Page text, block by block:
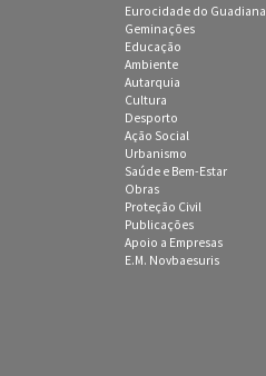
Eurocidade do Guadiana
Geminações
Educação
Ambiente
Autarquia
Cultura
Desporto
Ação Social
Urbanismo
Saúde e Bem-Estar
Obras
Proteção Civil
Publicações
Apoio a Empresas
E.M. Novbaesuris